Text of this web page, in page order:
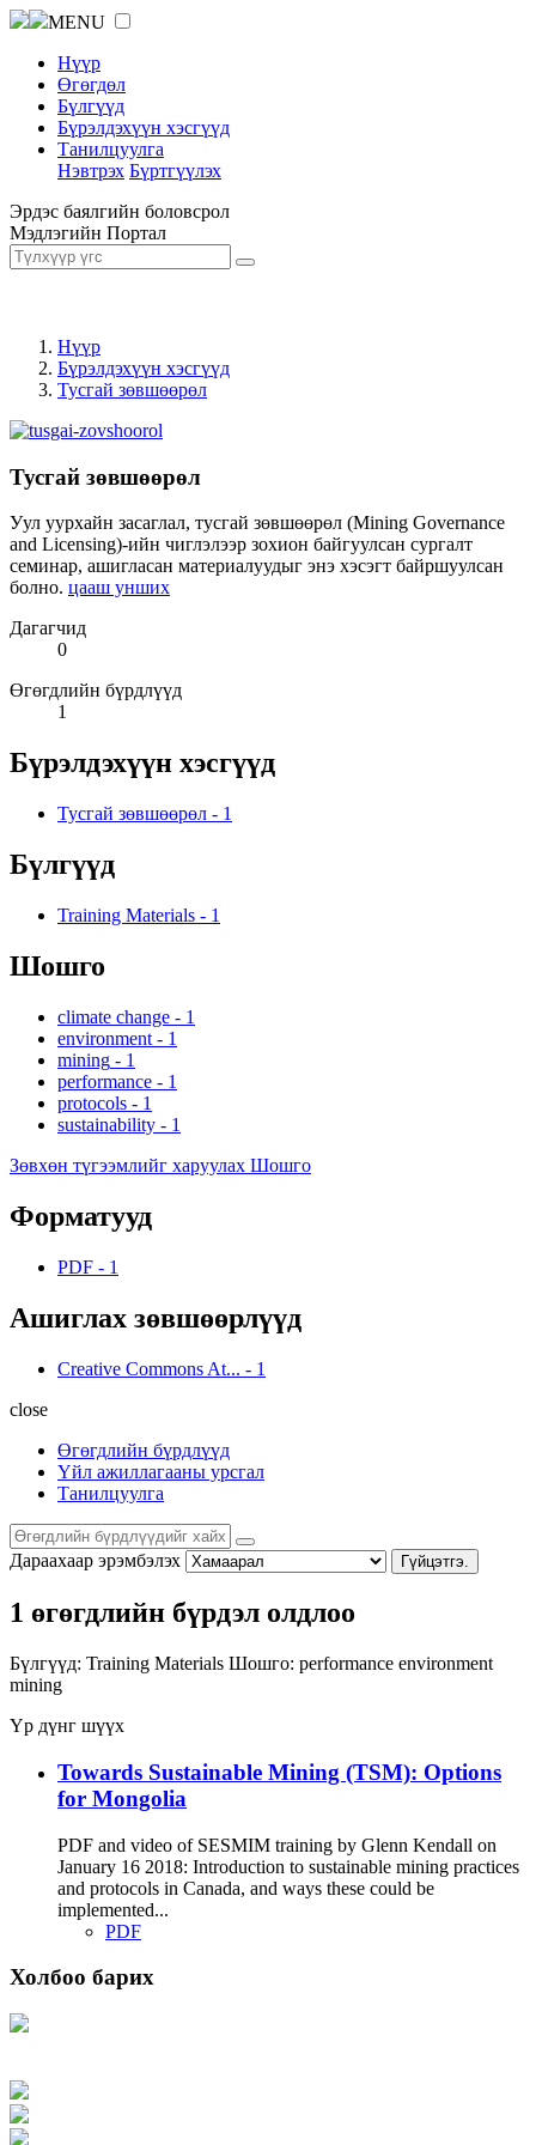
MENU
Нүүр
Өгөгдөл
Бүлгүүд
Бүрэлдэхүүн хэсгүүд
Танилцуулга
Нэвтрэх Бүртгүүлэх
Эрдэс баялгийн боловсрол
Мэдлэгийн Портал
Нүүр
Бүрэлдэхүүн хэсгүүд
Тусгай зөвшөөрөл
Тусгай зөвшөөрөл
Уул уурхайн засаглал, тусгай зөвшөөрөл (Mining Governance
and Licensing)-ийн чиглэлээр зохион байгуулсан сургалт
семинар, ашигласан материалуудыг энэ хэсэгт байршуулсан
болно. цааш унших
Дагагчид
0
Өгөгдлийн бүрдлүүд
1
Бүрэлдэхүүн хэсгүүд
Тусгай зөвшөөрөл - 1
Бүлгүүд
Training Materials - 1
Шошго
climate change - 1
environment - 1
mining - 1
performance - 1
protocols - 1
sustainability - 1
Зөвхөн түгээмлийг харуулах Шошго
Форматууд
PDF - 1
Ашиглах зөвшөөрлүүд
Creative Commons At... - 1
close
Өгөгдлийн бүрдлүүд
Үйл ажиллагааны урсгал
Танилцуулга
Дараахаар эрэмбэлэх Гүйцэтгэ.
1 өгөгдлийн бүрдэл олдлоо
Бүлгүүд: Training Materials Шошго: performance environment
mining
Үр дүнг шүүх
Towards Sustainable Mining (TSM): Options
for Mongolia
PDF and video of SESMIM training by Glenn Kendall on
January 16 2018: Introduction to sustainable mining practices
and protocols in Canada, and ways these could be
implemented...
PDF
Холбоо барих